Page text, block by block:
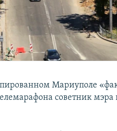
Мариуполе
советник мэра